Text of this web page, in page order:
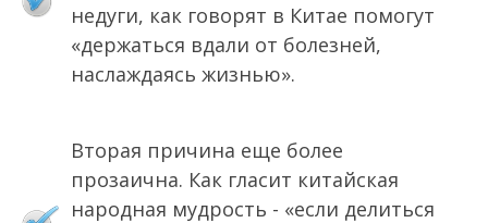
недуги, как говорят в Китае помогут
«держаться вдали от болезней,
наслаждаясь жизнью».
Вторая причина еще более
прозаична. Как гласит китайская
народная мудрость - «если делиться